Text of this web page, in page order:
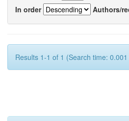
In order
Authors/
Results 1-1 of 1 (Search time: